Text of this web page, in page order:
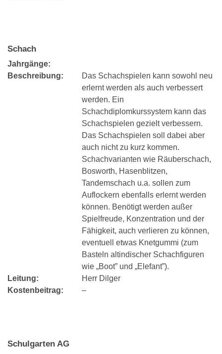
Schach
Jahrgänge:
Beschreibung:
Das Schachspielen kann sowohl neu
erlernt werden als auch verbessert
werden. Ein
Schachdiplomkurssystem kann das
Schachspielen gezielt verbessern.
Das Schachspielen soll dabei aber
auch nicht zu kurz kommen.
Schachvarianten wie Räuberschach,
Bosworth, Hasenblitzen,
Tandemschach u.a. sollen zum
Auflockern ebenfalls erlernt werden
können. Benötigt werden außer
Spielfreude, Konzentration und der
Fähigkeit, auch verlieren zu können,
eventuell etwas Knetgummi (zum
Basteln altindischer Schachfiguren
wie „Boot” und „Elefant”).
Leitung:
Herr Dilger
Kostenbeitrag:
–
Schulgarten AG